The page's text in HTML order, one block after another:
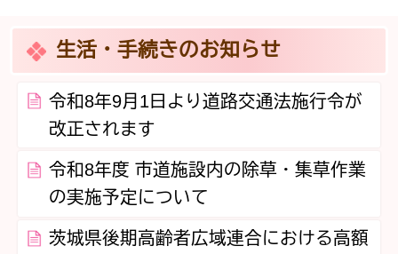
生活・手続きのお知らせ
令和8年9月1日より道路交通法施行令が
改正されます
令和8年度 市道施設内の除草・集草作業
の実施予定について
茨城県後期高齢者広域連合における高額